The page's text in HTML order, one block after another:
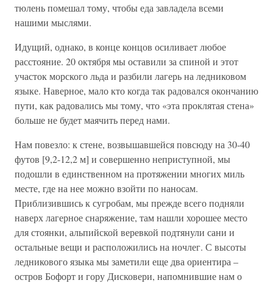
тюлень помешал тому, чтобы еда завладела всеми
нашими мыслями.
Идущий, однако, в конце концов осиливает любое
расстояние. 20 октября мы оставили за спиной и этот
участок морского льда и разбили лагерь на ледниковом
языке. Наверное, мало кто когда так радовался окончанию
пути, как радовались мы тому, что «эта проклятая стена»
больше не будет маячить перед нами.
Нам повезло: к стене, возвышавшейся повсюду на 30-40
футов [9,2-12,2 м] и совершенно неприступной, мы
подошли в единственном на протяжении многих миль
месте, где на нее можно взойти по наносам.
Приблизившись к сугробам, мы прежде всего подняли
наверх лагерное снаряжение, там нашли хорошее место
для стоянки, альпийской веревкой подтянули сани и
остальные вещи и расположились на ночлег. С высоты
ледникового языка мы заметили еще два ориентира –
остров Бофорт и гору Дисковери, напомнившие нам о